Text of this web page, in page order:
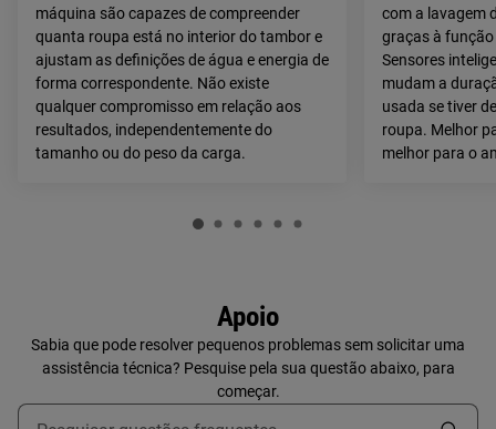
máquina são capazes de compreender
quanta roupa está no interior do tambor e
ajustam as definições de água e energia de
forma correspondente. Não existe
qualquer compromisso em relação aos
resultados, independentemente do
tamanho ou do peso da carga.
com a lavagem
graças à
Sensores
mudam a
usada se tiver
roupa. Melhor
melhor para o
Apoio
Sabia que pode resolver pequenos problemas sem solicitar uma
assistência técnica? Pesquise pela sua questão abaixo, para
começar.
Type to search for support articles